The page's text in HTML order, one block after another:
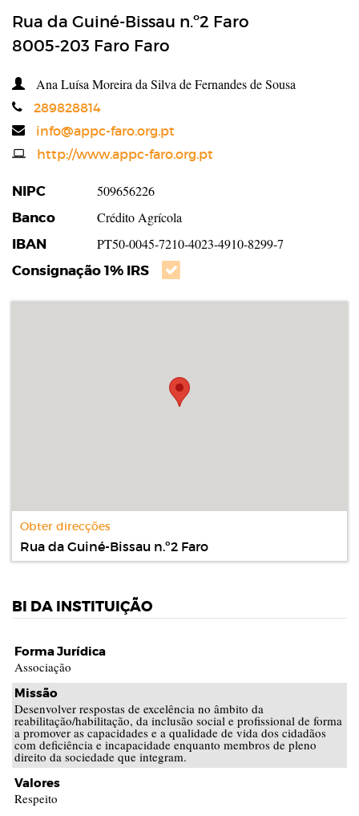
Rua da Guiné-Bissau n.º2 Faro
8005-203 Faro Faro
Ana Luísa Moreira da Silva de Fernandes de Sousa
Telefone
289828814
Emailinfo@appc-faro.org.pt
Websitehttp://www.appc-faro.org.pt
NIPC 509656226
Banco Crédito Agrícola
IBAN PT50-0045-7210-4023-4910-8299-7
Consignação 1% IRS
Obter direcções
Rua da Guiné-Bissau n.º2 Faro
BI DA INSTITUIÇÃO
Forma Jurídica
Associação
Missão
Desenvolver respostas de excelência no âmbito da
reabilitação/habilitação, da inclusão social e profissional de forma
a promover as capacidades e a qualidade de vida dos cidadãos
com deficiência e incapacidade enquanto membros de pleno
direito da sociedade que integram.
Valores
Respeito